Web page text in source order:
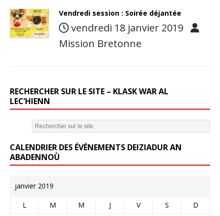
Vendredi session : Soirée déjantée
vendredi 18 janvier 2019
Mission Bretonne
RECHERCHER SUR LE SITE – KLASK WAR AL
LEC’HIENN
CALENDRIER DES ÉVÉNEMENTS DEIZIADUR AN
ABADENNOÙ
janvier 2019
L M M J V S
D